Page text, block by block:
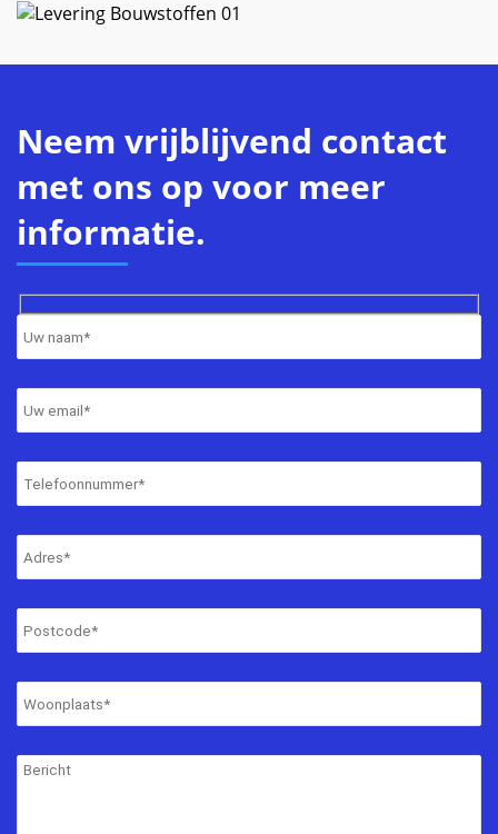
Neem vrijblijvend contact
met ons op voor meer
informatie.